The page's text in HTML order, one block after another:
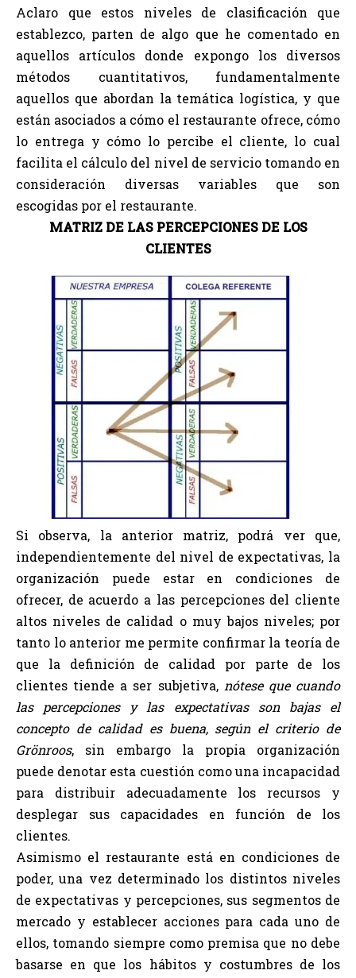
Aclaro que estos niveles de clasificación que
establezco, parten de algo que he comentado en
aquellos artículos donde expongo los diversos
métodos cuantitativos, fundamentalmente
aquellos que abordan la temática logística, y que
están asociados a cómo el restaurante ofrece, cómo
lo entrega y cómo lo percibe el cliente, lo cual
facilita el cálculo del nivel de servicio tomando en
consideración diversas variables que son
escogidas por el restaurante.
MATRIZ DE LAS PERCEPCIONES DE LOS
CLIENTES
Si observa, la anterior matriz, podrá ver que,
independientemente del nivel de expectativas, la
organización puede estar en condiciones de
ofrecer, de acuerdo a las percepciones del cliente
altos niveles de calidad o muy bajos niveles; por
tanto lo anterior me permite confirmar la teoría de
que la definición de calidad por parte de los
clientes tiende a ser subjetiva, nótese que cuando
las percepciones y las expectativas son bajas el
concepto de calidad es buena, según el criterio de
Grönroos, sin embargo la propia organización
puede denotar esta cuestión como una incapacidad
para distribuir adecuadamente los recursos y
desplegar sus capacidades en función de los
clientes.
Asimismo el restaurante está en condiciones de
poder, una vez determinado los distintos niveles
de expectativas y percepciones, sus segmentos de
mercado y establecer acciones para cada uno de
ellos, tomando siempre como premisa que no debe
basarse en que los hábitos y costumbres de los